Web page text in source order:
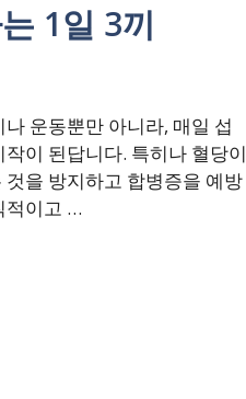
1일 3끼
운동뿐만 아니라, 매일 섭
이 된답니다. 특히나 혈당이
을 방지하고 합병증을 예방
적이고 …